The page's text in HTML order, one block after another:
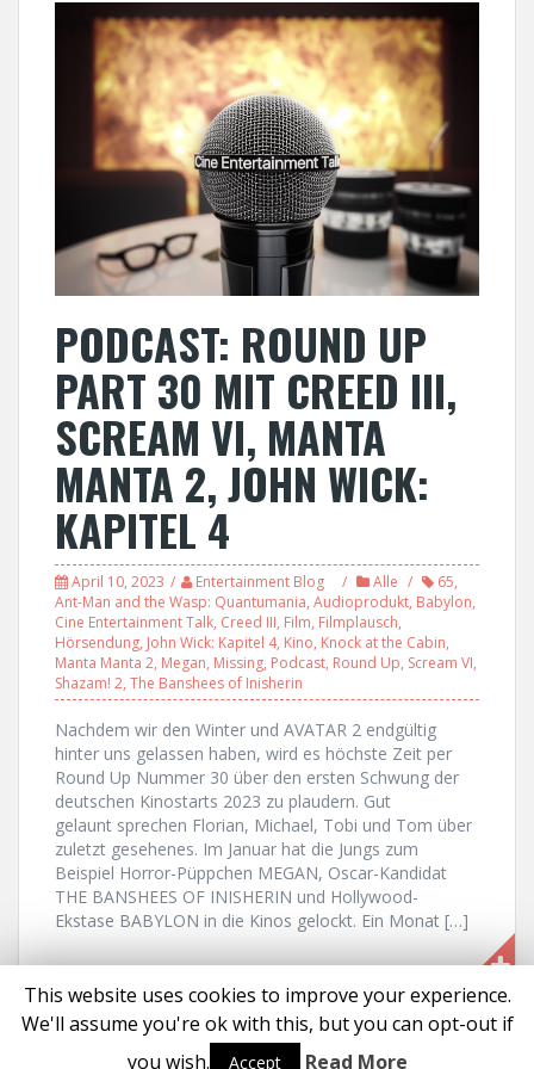
PODCAST: ROUND UP
PART 30 MIT CREED III,
SCREAM VI, MANTA
MANTA 2, JOHN WICK:
KAPITEL 4
April 10, 2023 Entertainment Blog Alle 65,
Ant-Man and the Wasp: Quantumania, Audioprodukt, Babylon,
Cine Entertainment Talk, Creed III, Film, Filmplausch,
Hörsendung, John Wick: Kapitel 4, Kino, Knock at the Cabin,
Manta Manta 2, Megan, Missing, Podcast, Round Up, Scream VI,
Shazam! 2, The Banshees of Inisherin
Nachdem wir den Winter und AVATAR 2 endgültig
hinter uns gelassen haben, wird es höchste Zeit per
Round Up Nummer 30 über den ersten Schwung der
deutschen Kinostarts 2023 zu plaudern. Gut
gelaunt sprechen Florian, Michael, Tobi und Tom über
zuletzt gesehenes. Im Januar hat die Jungs zum
Beispiel Horror-Püppchen MEGAN, Oscar-Kandidat
THE BANSHEES OF INISHERIN und Hollywood-
Ekstase BABYLON in die Kinos gelockt. Ein Monat […]
Proudly powered by WordPress |Theme: Solon by aThemes
This website uses cookies to improve your experience.
We'll assume you're ok with this, but you can opt-out if
you wish.
Accept Read More